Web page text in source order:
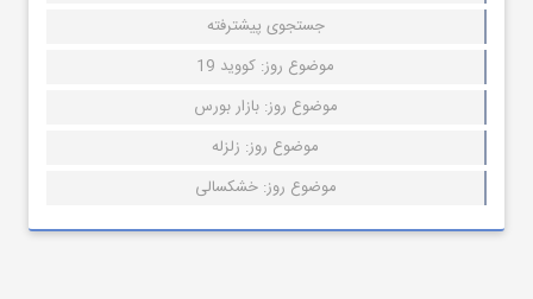
جستجوی پیشترفته
موضوع روز: کووید 19
موضوع روز: بازار بورس
موضوع روز: زلزله
موضوع روز: خشکسالی